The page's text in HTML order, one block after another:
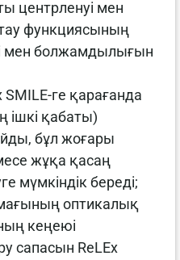
центрленуі мен
функциясының
мен болжамдылығын
SMILE-ге қарағанда
ішкі қабаты)
бұл жоғары
жұқа қасаң
мүмкіндік береді;
оптикалық
кеңеюі
сапасын ReLEx